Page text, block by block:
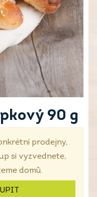
90 g
prodejny,
si vyzvednete,
domů.